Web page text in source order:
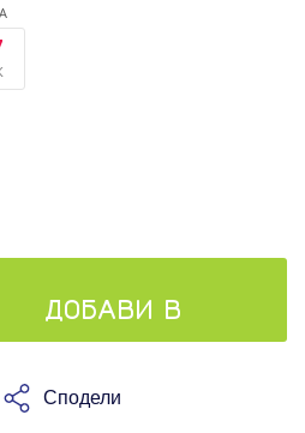
ДОБАВИ В
КОШНИЦАТА
Сподели